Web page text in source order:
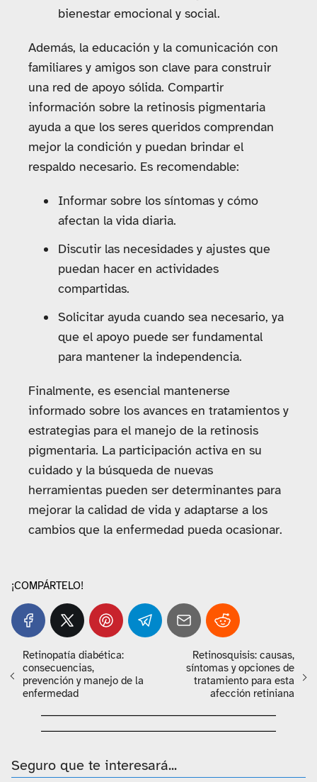
bienestar emocional y social.
Además, la educación y la comunicación con
familiares y amigos son clave para construir
una red de apoyo sólida. Compartir
información sobre la retinosis pigmentaria
ayuda a que los seres queridos comprendan
mejor la condición y puedan brindar el
respaldo necesario. Es recomendable:
Informar sobre los síntomas y cómo
afectan la vida diaria.
Discutir las necesidades y ajustes que
puedan hacer en actividades
compartidas.
Solicitar ayuda cuando sea necesario, ya
que el apoyo puede ser fundamental
para mantener la independencia.
Finalmente, es esencial mantenerse
informado sobre los avances en tratamientos y
estrategias para el manejo de la retinosis
pigmentaria. La participación activa en su
cuidado y la búsqueda de nuevas
herramientas pueden ser determinantes para
mejorar la calidad de vida y adaptarse a los
cambios que la enfermedad pueda ocasionar.
¡COMPÁRTELO!
Retinopatía diabética:
consecuencias,
prevención y manejo de la
enfermedad
Retinosquisis: causas,
síntomas y opciones de
tratamiento para esta
afección retiniana
Seguro que te interesará...